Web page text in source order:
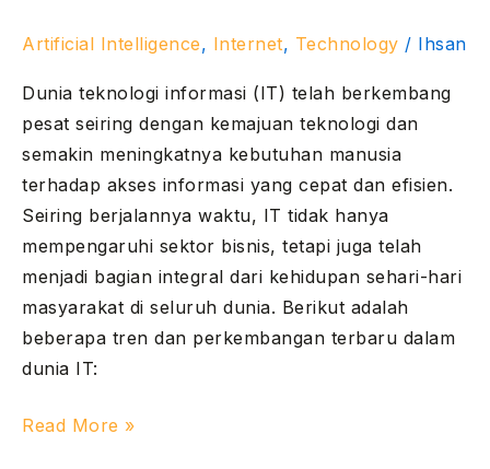
Artificial Intelligence, Internet, Technology / Ihsan
Dunia teknologi informasi (IT) telah berkembang
pesat seiring dengan kemajuan teknologi dan
semakin meningkatnya kebutuhan manusia
terhadap akses informasi yang cepat dan efisien.
Seiring berjalannya waktu, IT tidak hanya
mempengaruhi sektor bisnis, tetapi juga telah
menjadi bagian integral dari kehidupan sehari-hari
masyarakat di seluruh dunia. Berikut adalah
beberapa tren dan perkembangan terbaru dalam
dunia IT:
Read More »